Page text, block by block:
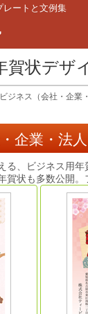
レートと文例集
賀状デザ
ビジネス（会社・企業
企業・法
る、ビジネス用
賀状も多数公開